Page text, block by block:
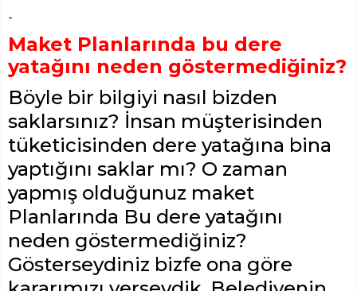
-
Maket Planlarında bu dere
yatağını neden göstermediğiniz?
Böyle bir bilgiyi nasıl bizden
saklarsınız? İnsan müşterisinden
tüketicisinden dere yatağına bina
yaptığını saklar mı? O zaman
yapmış olduğunuz maket
Planlarında Bu dere yatağını
neden göstermediğiniz?
Gösterseydiniz bizfe ona göre